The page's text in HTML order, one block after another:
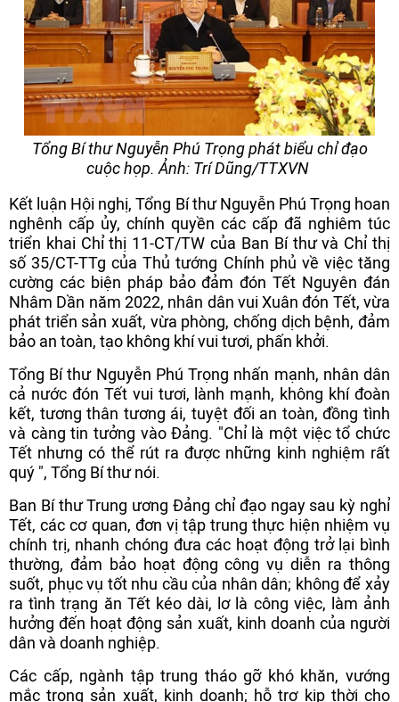
Tổng Bí thư Nguyễn Phú Trọng phát biểu chỉ đạo
cuộc họp. Ảnh: Trí Dũng/TTXVN
Kết luận Hội nghị, Tổng Bí thư Nguyễn Phú Trọng hoan
nghênh cấp ủy, chính quyền các cấp đã nghiêm túc
triển khai Chỉ thị 11-CT/TW của Ban Bí thư và Chỉ thị
số 35/CT-TTg của Thủ tướng Chính phủ về việc tăng
cường các biện pháp bảo đảm đón Tết Nguyên đán
Nhâm Dần năm 2022, nhân dân vui Xuân đón Tết, vừa
phát triển sản xuất, vừa phòng, chống dịch bệnh, đảm
bảo an toàn, tạo không khí vui tươi, phấn khởi.
Tổng Bí thư Nguyễn Phú Trọng nhấn mạnh, nhân dân
cả nước đón Tết vui tươi, lành mạnh, không khí đoàn
kết, tương thân tương ái, tuyệt đối an toàn, đồng tình
và càng tin tưởng vào Đảng. "Chỉ là một việc tổ chức
Tết nhưng có thể rút ra được những kinh nghiệm rất
quý ", Tổng Bí thư nói.
Ban Bí thư Trung ương Đảng chỉ đạo ngay sau kỳ nghỉ
Tết, các cơ quan, đơn vị tập trung thực hiện nhiệm vụ
chính trị, nhanh chóng đưa các hoạt động trở lại bình
thường, đảm bảo hoạt động công vụ diễn ra thông
suốt, phục vụ tốt nhu cầu của nhân dân; không để xảy
ra tình trạng ăn Tết kéo dài, lơ là công việc, làm ảnh
hưởng đến hoạt động sản xuất, kinh doanh của người
dân và doanh nghiệp.
Các cấp, ngành tập trung tháo gỡ khó khăn, vướng
mắc trong sản xuất, kinh doanh; hỗ trợ kịp thời cho